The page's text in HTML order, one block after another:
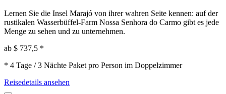
Lernen Sie die Insel Marajó von ihrer wahren Seite kennen: auf der
rustikalen Wasserbüffel-Farm Nossa Senhora do Carmo gibt es jede
Menge zu sehen und zu unternehmen.
ab $ 737,5 *
* 4 Tage / 3 Nächte Paket pro Person im Doppelzimmer
Reisedetails ansehen